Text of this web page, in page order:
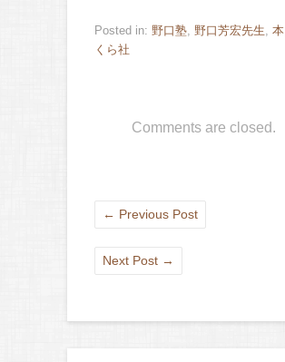
Posted in: 野口塾 野口芳宏先生 本
くら社
Comments are closed.
← Previous Post
Next Post →